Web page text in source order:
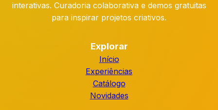
interativas. Curadoria colaborativa e demos gratuitas
para inspirar projetos criativos.
Explorar
Início
Experiências
Catálogo
Novidades